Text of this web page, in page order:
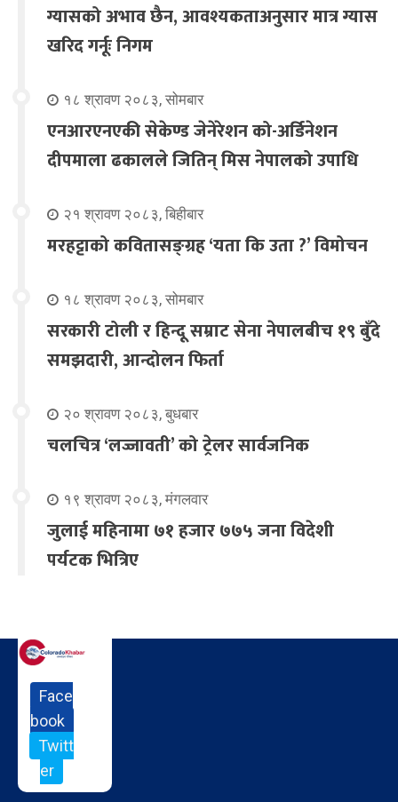
ग्यासको अभाव छैन, आवश्यकताअनुसार मात्र ग्यास
खरिद गर्नूः निगम
१८ श्रावण २०८३, सोमबार
एनआरएनएकी सेकेण्ड जेनेरेशन को-अर्डिनेशन
दीपमाला ढकालले जितिन् मिस नेपालको उपाधि
२१ श्रावण २०८३, बिहीबार
मरहट्टाको कवितासङ्ग्रह ‘यता कि उता ?’ विमोचन
१८ श्रावण २०८३, सोमबार
सरकारी टोली र हिन्दू सम्राट सेना नेपालबीच १९ बुँदे
समझदारी, आन्दोलन फिर्ता
२० श्रावण २०८३, बुधबार
चलचित्र ‘लज्जावती’ को ट्रेलर सार्वजनिक
१९ श्रावण २०८३, मंगलवार
जुलाई महिनामा ७१ हजार ७७५ जना विदेशी
पर्यटक भित्रिए
Face
book
Twitt
er